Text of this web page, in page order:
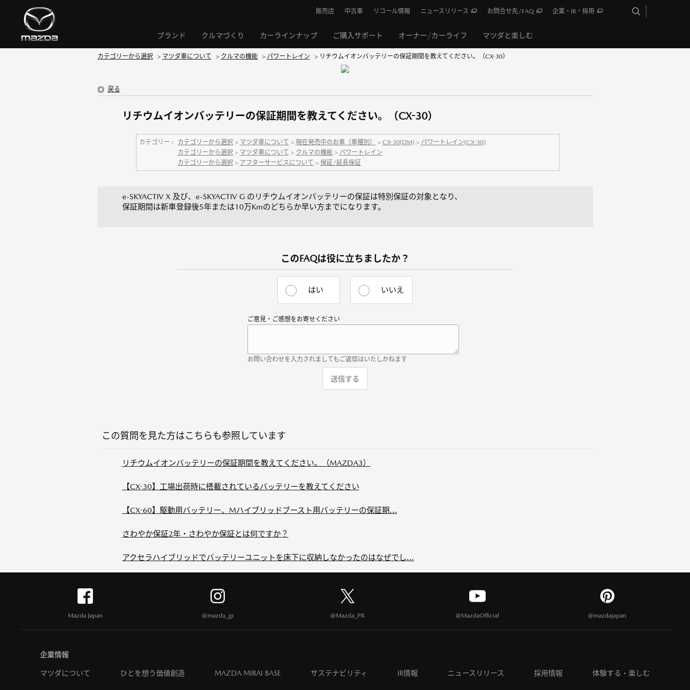
ブランド クルマづくり カーラインナップ ご購入サポート オーナー/カーライフ マツダと楽しむ
販売店 中古車 リコール情報 ニュースリリース お問合せ先/FAQ 企業・IR・採用
カテゴリーから選択 > マツダ車について > クルマの機能 > パワートレイン > リチウムイオンバッテリーの保証期間を教えてください。（CX-30）
戻る
リチウムイオンバッテリーの保証期間を教えてください。（CX-30）
カテゴリー : カテゴリーから選択 > マツダ車について > 現在発売中のお車（車種別） > CX-30(DM)> パワートレイン(CX-30)
カテゴリーから選択 > マツダ車について > クルマの機能> パワートレイン
カテゴリーから選択 > アフターサービスについて > 保証/延長保証
e-SKYACTIV X 及び、e-SKYACTIV G のリチウムイオンバッテリーの保証は特別保証の対象となり、
保証期間は新車登録後5年または10万Kmのどちらか早い方までになります。
このFAQは役に立ちましたか？
はい いいえ
ご意見・ご感想をお寄せください
お問い合わせを入力されましてもご返信はいたしかねます
この質問を見た方はこちらも参照しています
リチウムイオンバッテリーの保証期間を教えてください。（MAZDA3）
【CX-30】工場出荷時に搭載されているバッテリーを教えてください
【CX-60】駆動用バッテリー、Mハイブリッドブースト用バッテリーの保証期...
さわやか保証2年・さわやか保証とは何ですか？
アクセラハイブリッドでバッテリーユニットを床下に収納しなかったのはなぜでし...
Mazda Japan @mazda_jp @Mazda_PR @MazdaOfficial @mazdajapan
企業情報
マツダについて ひとを想う価値創造 MAZDA MIRAI BASE サステナビリティ IR情報 ニュースリリース 採用情報 体験する・楽しむ